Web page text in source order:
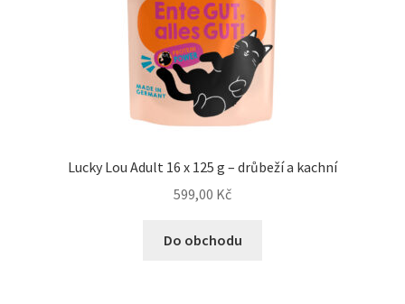
Lucky Lou Adult 16 x 125 g – drůbeží a kachní
599,00 Kč
Do obchodu